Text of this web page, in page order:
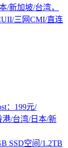
/新加坡/台湾，
三网CMI/直连
：199元/
港/台湾/日本/新
SSD空间/1.2TB